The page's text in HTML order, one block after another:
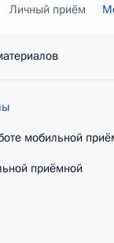
Личный приём
мобильной
приёмной